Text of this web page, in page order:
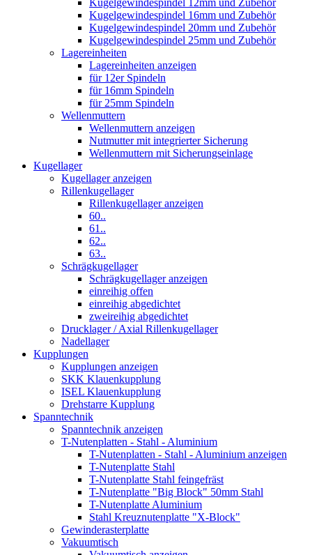
Kugelgewindespindel 12mm und Zubehör
Kugelgewindespindel 16mm und Zubehör
Kugelgewindespindel 20mm und Zubehör
Kugelgewindespindel 25mm und Zubehör
Lagereinheiten
Lagereinheiten anzeigen
für 12er Spindeln
für 16mm Spindeln
für 25mm Spindeln
Wellenmuttern
Wellenmuttern anzeigen
Nutmutter mit integrierter Sicherung
Wellenmuttern mit Sicherungseinlage
Kugellager
Kugellager anzeigen
Rillenkugellager
Rillenkugellager anzeigen
60..
61..
62..
63..
Schrägkugellager
Schrägkugellager anzeigen
einreihig offen
einreihig abgedichtet
zweireihig abgedichtet
Drucklager / Axial Rillenkugellager
Nadellager
Kupplungen
Kupplungen anzeigen
SKK Klauenkupplung
ISEL Klauenkupplung
Drehstarre Kupplung
Spanntechnik
Spanntechnik anzeigen
T-Nutenplatten - Stahl - Aluminium
T-Nutenplatten - Stahl - Aluminium anzeigen
T-Nutenplatte Stahl
T-Nutenplatte Stahl feingefräst
T-Nutenplatte "Big Block" 50mm Stahl
T-Nutenplatte Aluminium
Stahl Kreuznutenplatte "X-Block"
Gewinderasterplatte
Vakuumtisch